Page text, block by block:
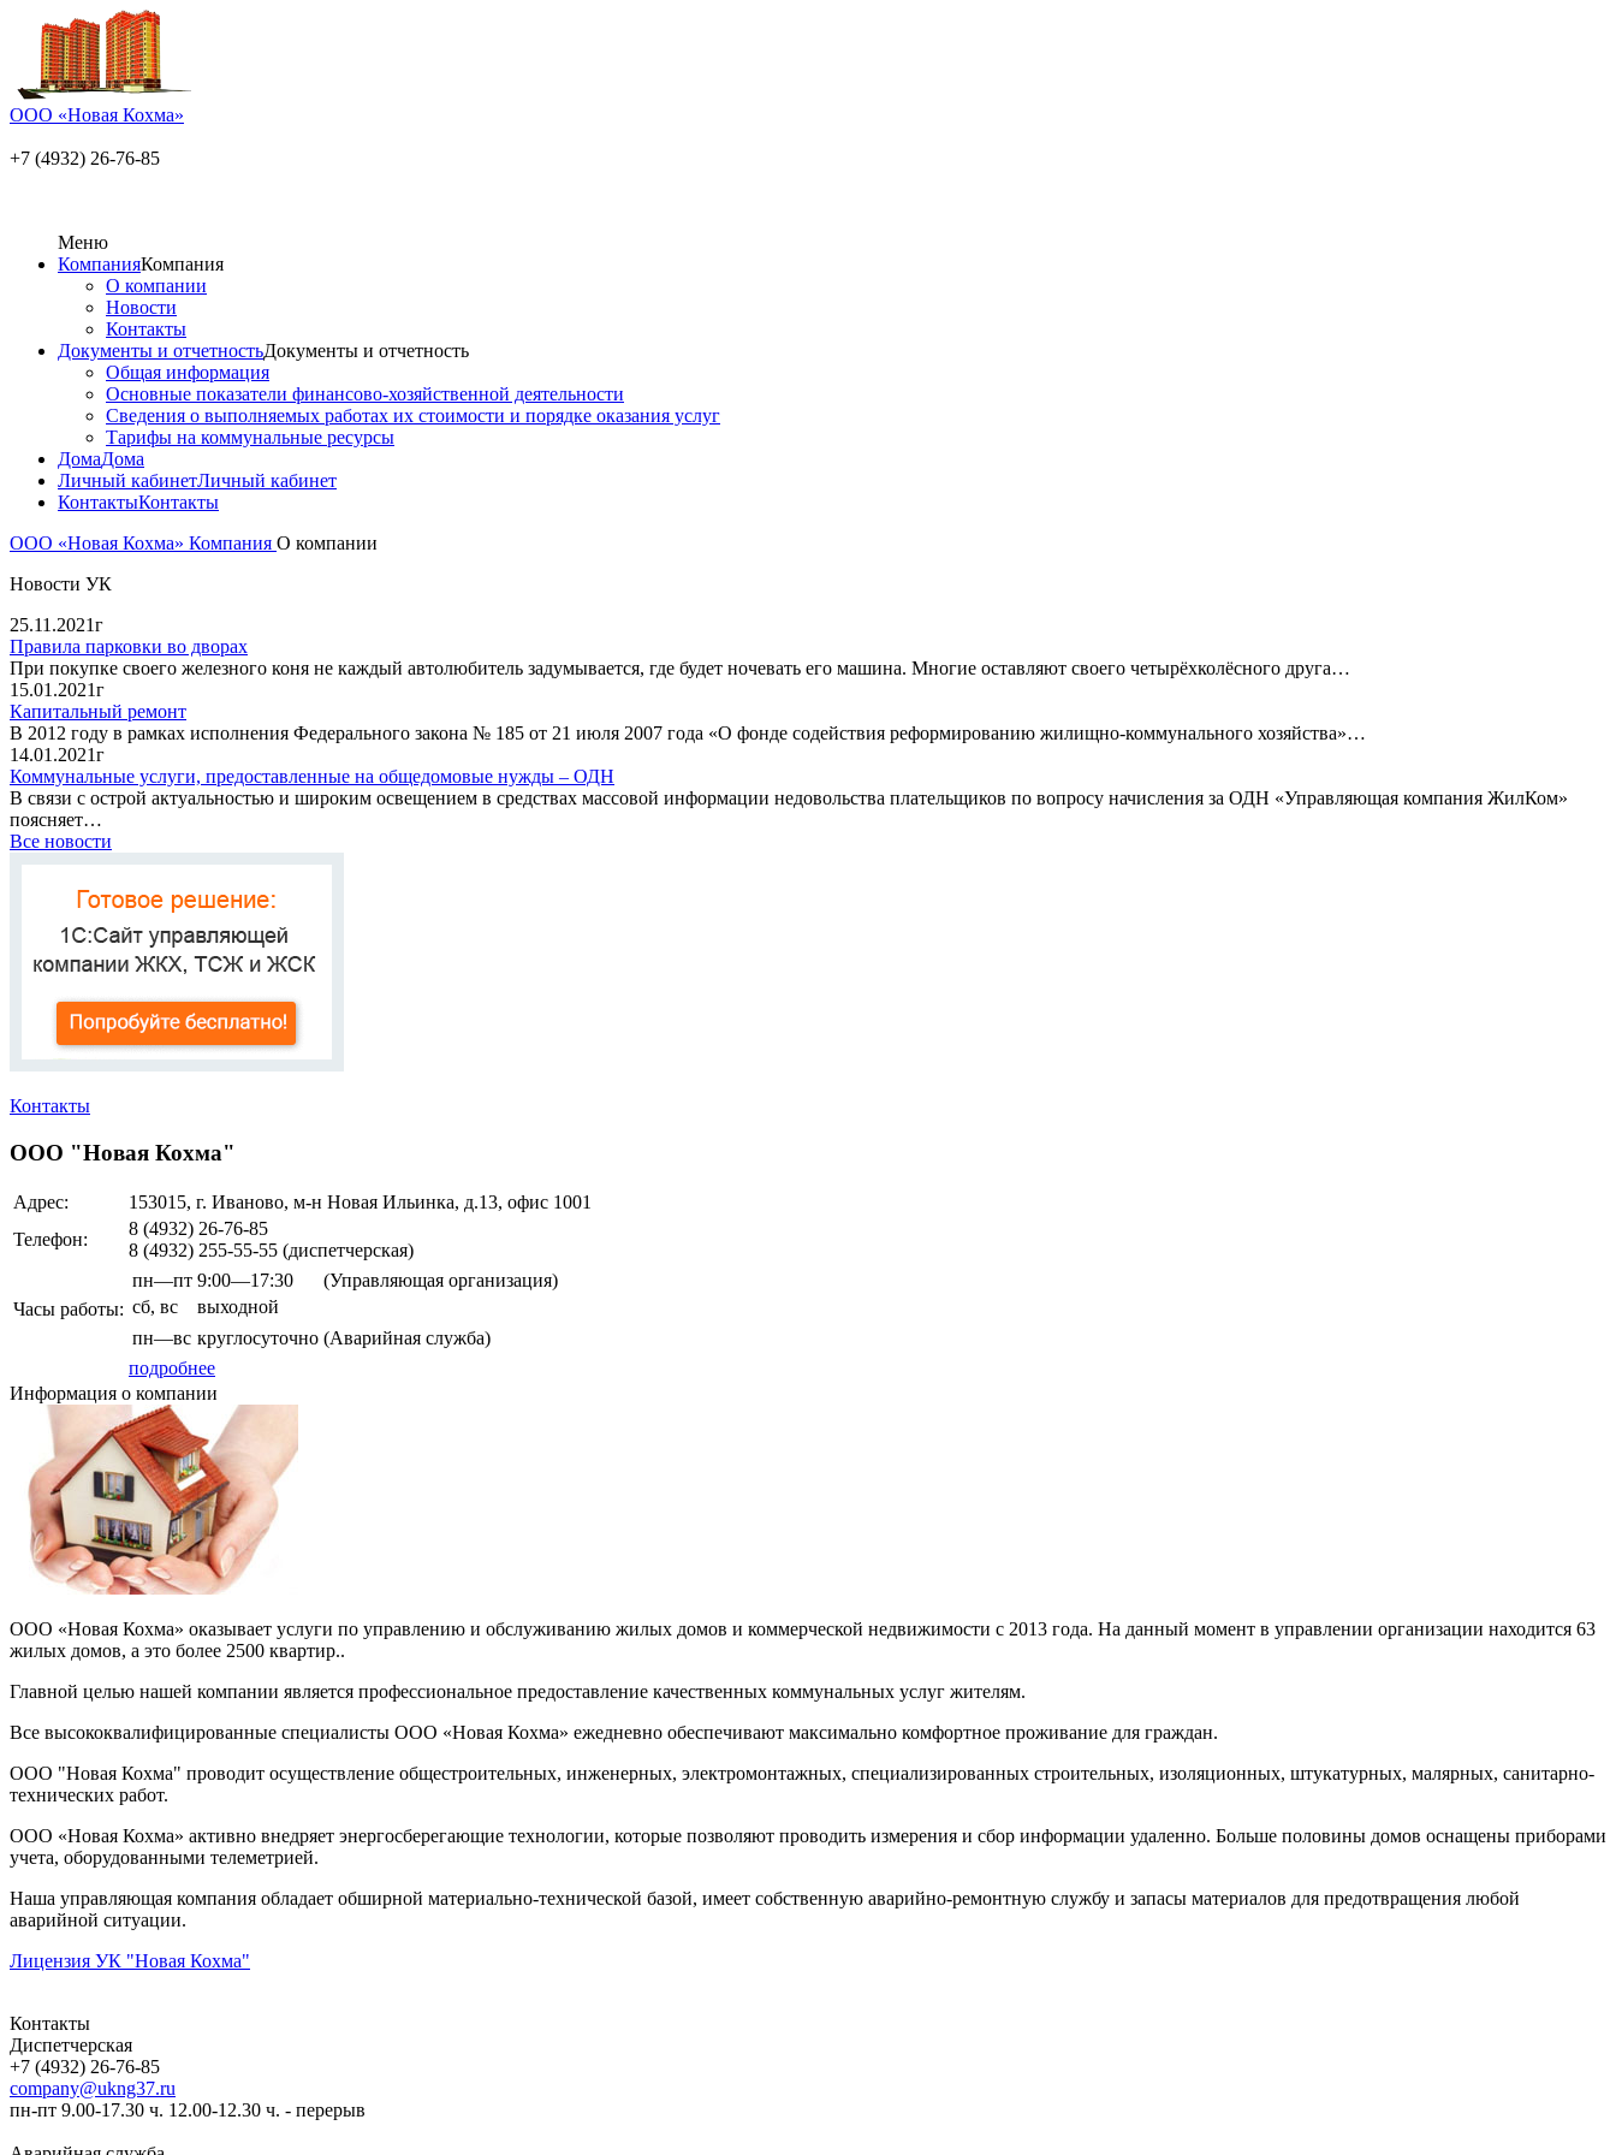
ООО «Новая Кохма»
+7 (4932) 26-76-85
Меню
КомпанияКомпания
О компании
Новости
Контакты
Документы и отчетностьДокументы и отчетность
Общая информация
Основные показатели финансово-хозяйственной деятельности
Сведения о выполняемых работах их стоимости и порядке оказания услуг
Тарифы на коммунальные ресурсы
ДомаДома
Личный кабинетЛичный кабинет
КонтактыКонтакты
ООО «Новая Кохма» Компания О компании
Новости УК
25.11.2021г
Правила парковки во дворах
При покупке своего железного коня не каждый автолюбитель задумывается, где будет ночевать его машина. Многие оставляют своего четырёхколёсного друга…
15.01.2021г
Капитальный ремонт
В 2012 году в рамках исполнения Федерального закона № 185 от 21 июля 2007 года «О фонде содействия реформированию жилищно-коммунального хозяйства»…
14.01.2021г
Коммунальные услуги, предоставленные на общедомовые нужды – ОДН
В связи с острой актуальностью и широким освещением в средствах массовой информации недовольства плательщиков по вопросу начисления за ОДН «Управляющая компания ЖилКом»
поясняет…
Все новости
Контакты
ООО "Новая Кохма"
Адрес:
153015, г. Иваново, м-н Новая Ильинка, д.13, офис 1001
Телефон:
8 (4932) 26-76-85
8 (4932) 255-55-55 (диспетчерская)
Часы работы:
пн—пт 9:00—17:30
(Управляющая организация)
сб, вс
выходной
пн—вс круглосуточно (Аварийная служба)
подробнее
Информация о компании
ООО «Новая Кохма» оказывает услуги по управлению и обслуживанию жилых домов и коммерческой недвижимости с 2013 года. На данный момент в управлении организации находится 63
жилых домов, а это более 2500 квартир..
Главной целью нашей компании является профессиональное предоставление качественных коммунальных услуг жителям.
Все высококвалифицированные специалисты ООО «Новая Кохма» ежедневно обеспечивают максимально комфортное проживание для граждан.
ООО "Новая Кохма" проводит осуществление общестроительных, инженерных, электромонтажных, специализированных строительных, изоляционных, штукатурных, малярных, санитарно-
технических работ.
ООО «Новая Кохма» активно внедряет энергосберегающие технологии, которые позволяют проводить измерения и сбор информации удаленно. Больше половины домов оснащены приборами
учета, оборудованными телеметрией.
Наша управляющая компания обладает обширной материально-технической базой, имеет собственную аварийно-ремонтную службу и запасы материалов для предотвращения любой
аварийной ситуации.
Лицензия УК "Новая Кохма"
Контакты
Диспетчерская
+7 (4932) 26-76-85
company@ukng37.ru
пн-пт 9.00-17.30 ч. 12.00-12.30 ч. - перерыв